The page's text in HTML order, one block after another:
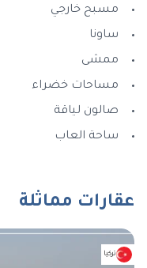
مسبح خارجي
ساونا
ممشى
مساحات خضراء
صالون لياقة
ساحة العاب
عقارات مماثلة
تركيا